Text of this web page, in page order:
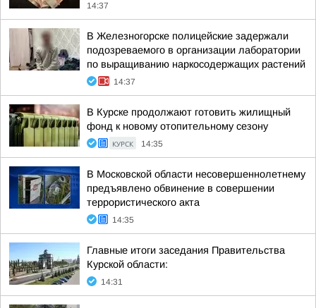
14:37
В Железногорске полицейские задержали
подозреваемого в организации лаборатории
по выращиванию наркосодержащих растений
14:37
В Курске продолжают готовить жилищный
фонд к новому отопительному сезону
КУРСК 14:35
В Московской области несовершеннолетнему
предъявлено обвинение в совершении
террористического акта
14:35
Главные итоги заседания Правительства
Курской области:
14:31